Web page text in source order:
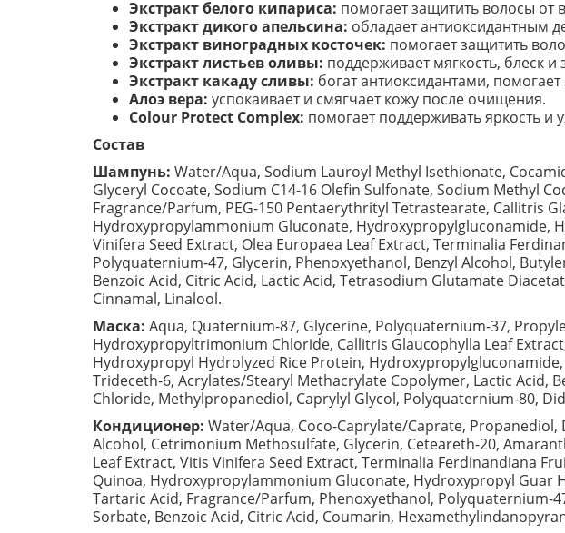
Экстракт белого кипариса: помогает защитить волосы от
Экстракт дикого апельсина: обладает антиоксидантным
Экстракт виноградных косточек: помогает защитить
Экстракт листьев оливы: поддерживает мягкость, блеск и
Экстракт какаду сливы: богат антиоксидантами,
Алоэ вера: успокаивает и смягчает кожу после очищения.
Colour Protect Complex: помогает поддерживать яркость и
Состав
Шампунь: Water/Aqua, Sodium Lauroyl Methyl Isethionate,
Glyceryl Cocoate, Sodium C14-16 Olefin Sulfonate, Sodium Methyl
Fragrance/Parfum, PEG-150 Pentaerythrityl Tetrastearate, Callitris
Hydroxypropylammonium Gluconate, Hydroxypropylgluconamide,
Vinifera Seed Extract, Olea Europaea Leaf Extract, Terminalia
Polyquaternium-47, Glycerin, Phenoxyethanol, Benzyl Alcohol,
Benzoic Acid, Citric Acid, Lactic Acid, Tetrasodium Glutamate
Cinnamal, Linalool.
Маска: Aqua, Quaternium-87, Glycerine, Polyquaternium-37,
Hydroxypropyltrimonium Chloride, Callitris Glaucophylla Leaf
Hydroxypropyl Hydrolyzed Rice Protein,
Trideceth-6, Acrylates/Stearyl Methacrylate Copolymer, Lactic Acid,
Chloride, Methylpropanediol, Caprylyl Glycol, Polyquaternium-80,
Кондиционер: Water/Aqua, Coco-Caprylate/Caprate,
Alcohol, Cetrimonium Methosulfate, Glycerin, Ceteareth-20,
Leaf Extract, Vitis Vinifera Seed Extract, Terminalia Ferdinandiana
Quinoa, Hydroxypropylammonium Gluconate, Hydroxypropyl
Tartaric Acid, Fragrance/Parfum, Phenoxyethanol, Polyquaternium-
Sorbate, Benzoic Acid, Citric Acid, Coumarin,